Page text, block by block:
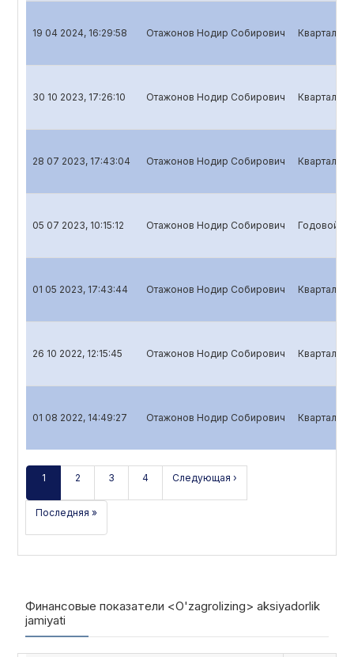
19 04 2024, 16:29:58 Отажонов Нодир Собирович
30 10 2023, 17:26:10 Отажонов Нодир Собирович
28 07 2023, 17:43:04 Отажонов Нодир Собирович
05 07 2023, 10:15:12 Отажонов Нодир Собирович Годовой
01 05 2023, 17:43:44 Отажонов Нодир Собирович
26 10 2022, 12:15:45 Отажонов Нодир Собирович
01 08 2022, 14:49:27 Отажонов Нодир Собирович
1 2 3 4 Следующая ›
Последняя »
Финансовые показатели <O'zagrolizing> aksiyadorlik
jamiyati